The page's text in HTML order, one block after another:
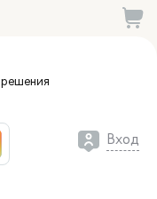
решения
Вход